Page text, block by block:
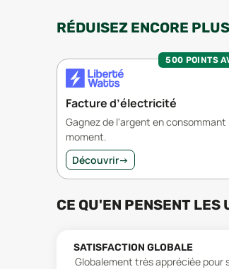
RÉDUISEZ ENCORE
500 POINTS
Facture d’électricité
Gagnez de l'argent en consommant
moment.
Découvrir→
CE QU'EN PENSENT LES
SATISFACTION GLOBALE
Globalement très appréciée pour